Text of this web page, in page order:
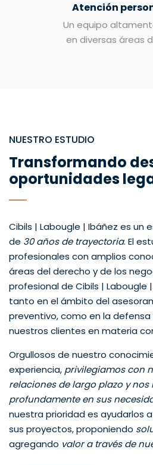
Atención
Un equipo
en diversas áreas
NUESTRO ESTUDIO
Transformando
oportunidades
Cibils | Labougle | Ibáñez es un
de 30 años de trayectoria. El
profesionales con amplios
áreas del derecho y de los
profesional de Cibils | Labougle
tanto en el ámbito del
preventivo, como en la
nuestros clientes en materia
Orgullosos de nuestro
experiencia, privilegiamos con
relaciones de largo plazo y
profundamente en sus
nuestra prioridad es ayudarlos
sus proyectos, proponiendo
agregando valor a través de